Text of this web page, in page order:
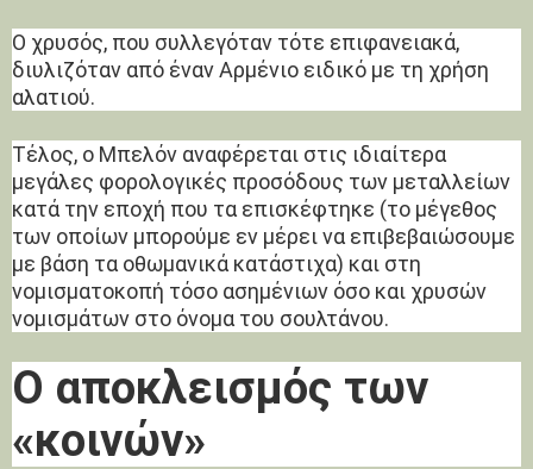
Ο χρυσός, που συλλεγόταν τότε επιφανειακά,
διυλιζόταν από έναν Αρμένιο ειδικό με τη χρήση
αλατιού.
Τέλος, ο Μπελόν αναφέρεται στις ιδιαίτερα
μεγάλες φορολογικές προσόδους των μεταλλείων
κατά την εποχή που τα επισκέφτηκε (το μέγεθος
των οποίων μπορούμε εν μέρει να επιβεβαιώσουμε
με βάση τα οθωμανικά κατάστιχα) και στη
νομισματοκοπή τόσο ασημένιων όσο και χρυσών
νομισμάτων στο όνομα του σουλτάνου.
Ο αποκλεισμός των
«κοινών»